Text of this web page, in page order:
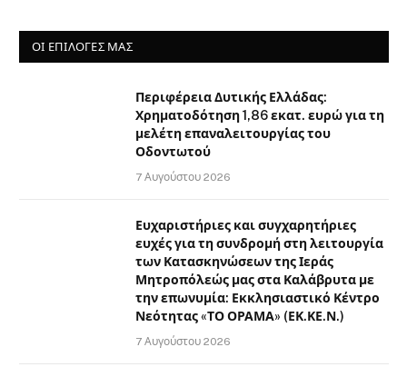
ΟΙ ΕΠΙΛΟΓΈΣ ΜΑΣ
Περιφέρεια Δυτικής Ελλάδας:
Χρηματοδότηση 1,86 εκατ. ευρώ για τη
μελέτη επαναλειτουργίας του
Οδοντωτού
7 Αυγούστου 2026
Ευχαριστήριες και συγχαρητήριες
ευχές για τη συνδρομή στη λειτουργία
των Κατασκηνώσεων της Ιεράς
Μητροπόλεώς μας στα Καλάβρυτα με
την επωνυμία: Εκκλησιαστικό Κέντρο
Νεότητας «ΤΟ ΟΡΑΜΑ» (ΕΚ.ΚΕ.Ν.)
7 Αυγούστου 2026